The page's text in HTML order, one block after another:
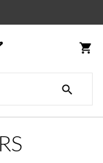
shopping_cart
